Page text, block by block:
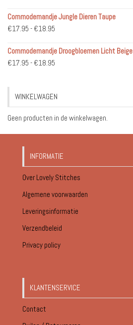
tot
€51.95
Commodemandje Jungle Dieren Taupe
€17.95 - €18.95
tot
Commodemandje Droogbloemen Licht Beige
€17.95 - €18.95
€18.95
WINKELWAGEN
Geen producten in de winkelwagen.
INFORMATIE
Over Lovely Stitches
Algemene voorwaarden
Leveringsinformatie
Verzendbeleid
Privacy policy
KLANTENSERVICE
Contact